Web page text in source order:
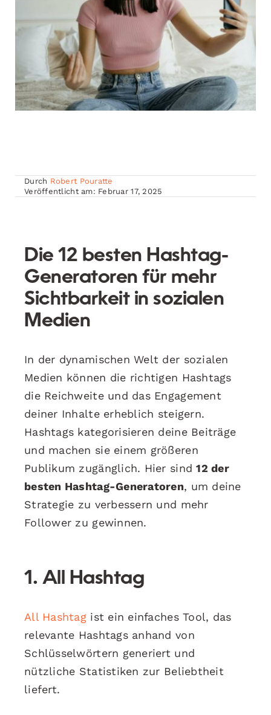
Durch Robert Pouratte
Veröffentlicht am: Februar 17, 2025
Die 12 besten Hashtag-
Generatoren für mehr
Sichtbarkeit in sozialen
Medien
In der dynamischen Welt der sozialen
Medien können die richtigen Hashtags
die Reichweite und das Engagement
deiner Inhalte erheblich steigern.
Hashtags kategorisieren deine Beiträge
und machen sie einem größeren
Publikum zugänglich. Hier sind12 der
besten Hashtag-Generatoren, um deine
Strategie zu verbessern und mehr
Follower zu gewinnen.
1. All Hashtag
All Hashtagist ein einfaches Tool, das
relevante Hashtags anhand von
Schlüsselwörtern generiert und
nützliche Statistiken zur Beliebtheit
liefert.